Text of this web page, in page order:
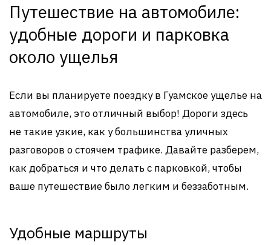
Путешествие на автомобиле:
удобные дороги и парковка
около ущелья
Если вы планируете поездку в Гуамское ущелье на
автомобиле, это отличный выбор! Дороги здесь
не такие узкие, как у большинства уличных
разговоров о стоячем трафике. Давайте разберем,
как добраться и что делать с парковкой, чтобы
ваше путешествие было легким и беззаботным.
Удобные маршруты